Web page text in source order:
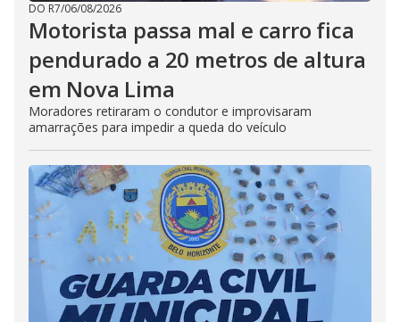
DO R7/06/08/2026
Motorista passa mal e carro fica
pendurado a 20 metros de altura
em Nova Lima
Moradores retiraram o condutor e improvisaram
amarrações para impedir a queda do veículo